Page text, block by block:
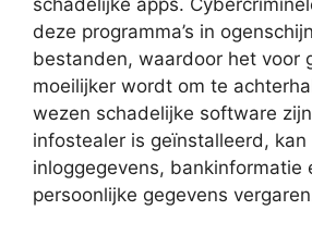
deze programma’s in
bestanden, waardoor het voor
moeilijker wordt om te
wezen schadelijke software
infostealer is geïnstalleerd, kan
inloggegevens, bankinformatie
persoonlijke gegevens